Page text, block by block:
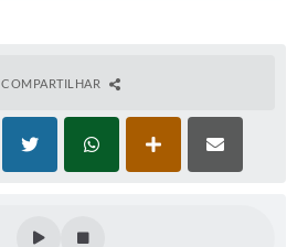
COMPARTILHAR